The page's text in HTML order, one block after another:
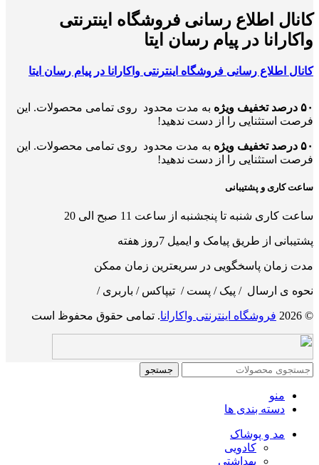
کانال اطلاع رسانی فروشگاه اینترنتی
واکارانا در پیام رسان ایتا
کانال اطلاع رسانی فروشگاه اینترنتی واکارانا در پیام رسان ایتا
۵۰ درصد تخفیف ویژه
به مدت محدود روی تمامی محصولات. این
فرصت استثنایی را از دست ندهید!
۵۰ درصد تخفیف ویژه
به مدت محدود روی تمامی محصولات. این
فرصت استثنایی را از دست ندهید!
ساعت کاری و پشتیبانی
ساعت کاری شنبه تا پنجشنبه از ساعت 11 صبح الی 20
پشتیبانی از طریق پیامک و ایمیل 7روز هفته
مدت زمان پاسخگویی در سریعترین زمان ممکن
نحوه ی ارسال / پیک / پست / تیپاکس / باربری /
© 2026 فروشگاه اینترنتی واکارانا. تمامی حقوق محفوظ است
جستجو
منو
دسته بندی ها
مد و پوشاک
کادویی
بهداشتی